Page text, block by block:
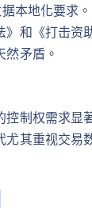
本地化要求
和《打击
矛盾。
制权需求
其重视交